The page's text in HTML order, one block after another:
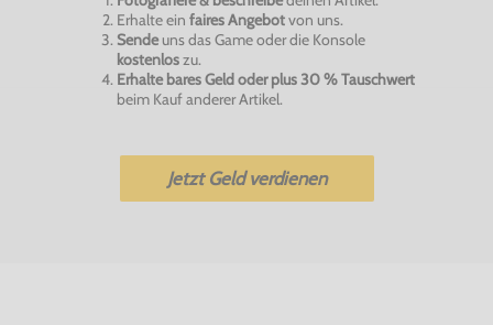
Erhalte ein faires Angebotvon uns.
Sendeuns das Game oder die Konsole
kostenloszu.
Erhalte bares Geld oder plus 30 % Tauschwert
beim Kauf anderer Artikel.
Jetzt Geld verdienen